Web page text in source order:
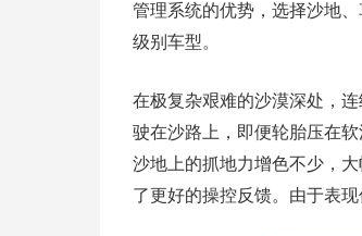
管理系统的优势，选择沙地
级别车型。
在极复杂艰难的沙漠深处，
驶在沙路上，即便轮胎压在
沙地上的抓地力增色不少，
了更好的操控反馈。由于表